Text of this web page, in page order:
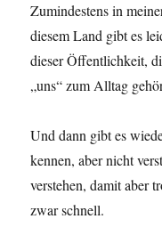
Zumindestens in
diesem Land gibt es
dieser Öffentlichkeit,
„uns“ zum Alltag
Und dann gibt es
kennen, aber nicht
verstehen, damit aber
zwar schnell.